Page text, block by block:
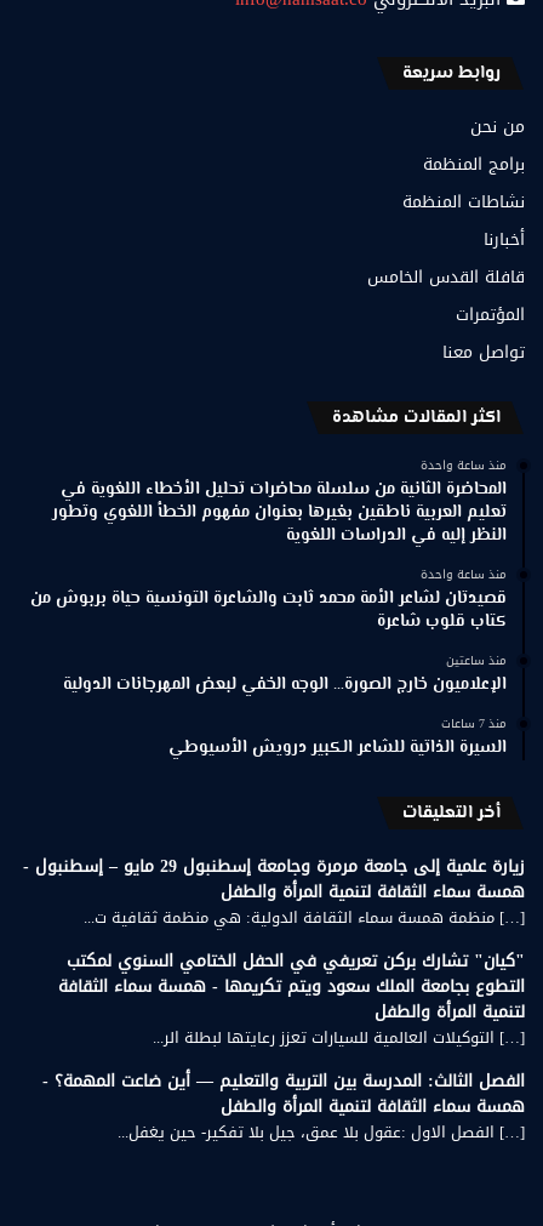
روابط سريعة
من نحن
برامج المنظمة
نشاطات المنظمة
أخبارنا
قافلة القدس الخامس
المؤتمرات
تواصل معنا
اكثر المقالات مشاهدة
منذ ساعة واحدة
المحاضرة الثانية من سلسلة محاضرات تحليل الأخطاء اللغوية في
تعليم العربية ناطقين بغيرها بعنوان مفهوم الخطأ اللغوي وتطور
النظر إليه في الدراسات اللغوية
منذ ساعة واحدة
قصيدتان لشاعر الأمة محمد ثابت والشاعرة التونسية حياة بربوش من
كتاب قلوب شاعرة
منذ ساعتين
الإعلاميون خارج الصورة… الوجه الخفي لبعض المهرجانات الدولية
منذ 7 ساعات
السيرة الذاتية للشاعر الكبير درويش الأسيوطي
أخر التعليقات
زيارة علمية إلى جامعة مرمرة وجامعة إسطنبول 29 مايو – إسطنبول -
همسة سماء الثقافة لتنمية المرأة والطفل
[…] منظمة همسة سماء الثقافة الدولية: هي منظمة ثقافية ت...
"كيان" تشارك بركن تعريفي في الحفل الختامي السنوي لمكتب
التطوع بجامعة الملك سعود ويتم تكريمها - همسة سماء الثقافة
لتنمية المرأة والطفل
[…] التوكيلات العالمية للسيارات تعزز رعايتها لبطلة الر...
الفصل الثالث: المدرسة بين التربية والتعليم — أين ضاعت المهمة؟ -
همسة سماء الثقافة لتنمية المرأة والطفل
[…] الفصل الاول :عقول بلا عمق، جيل بلا تفكير- حين يغفل...